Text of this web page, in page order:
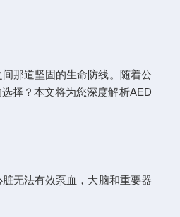
那道坚固的生命防线。随着公
择？本文将为您深度解析AED
无法有效泵血，大脑和重要器